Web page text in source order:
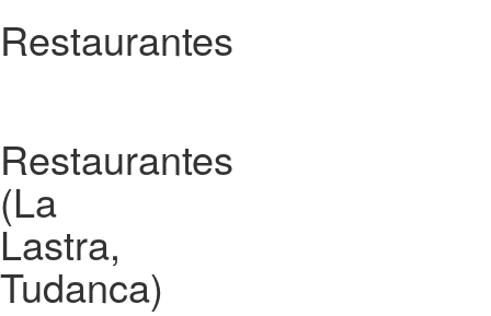
Restaurantes
Restaurantes
(La
Lastra,
Tudanca)